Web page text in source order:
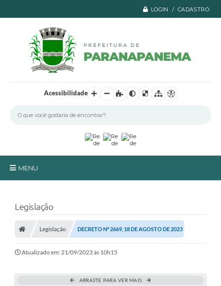
LOGIN / CADASTRO
Acessibilidade
MENU
A Prefeitura
Turismo
Transparência
Legislação
Legislação DECRETO Nº 2669, 18 DE AGOSTO DE 2023
Atualizado em: 21/09/2023 às 10h15
ARRASTE PARA VER MAIS